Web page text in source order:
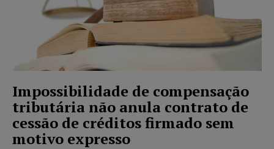
Impossibilidade de compensação
tributária não anula contrato de
cessão de créditos firmado sem
motivo expresso